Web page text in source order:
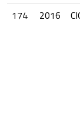
174
2016